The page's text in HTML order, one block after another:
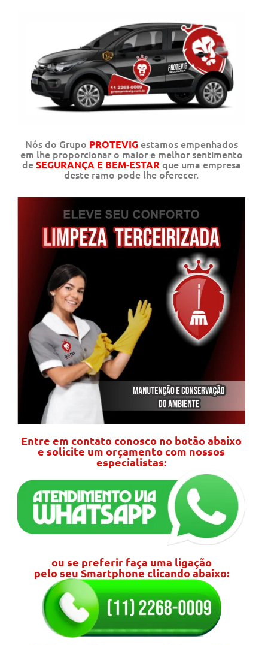
Nós do Grupo PROTEVIGestamos empenhados
em lhe proporcionar o maior e melhor sentimento
deSEGURANÇA E BEM-ESTAR que uma empresa
deste ramo pode lhe oferecer.
Entre em contato conosco no botão abaixo
e solicite um orçamento com nossos
especialistas:
ou se preferir faça uma ligação
pelo seu Smartphone clicando abaixo: